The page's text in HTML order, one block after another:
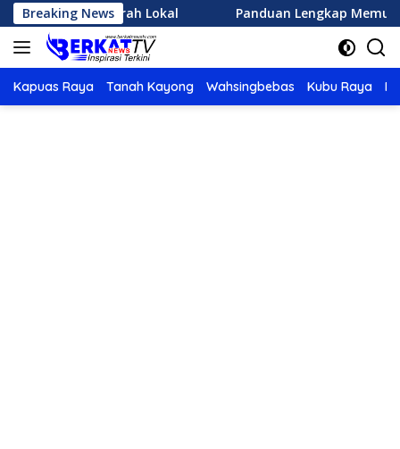
Langsung
ke
konten
Breaking News
Sejarah Lokal Panduan Lengkap Memulai Olahraga
Kapuas Raya Tanah Kayong Wahsingbebas Kubu Raya